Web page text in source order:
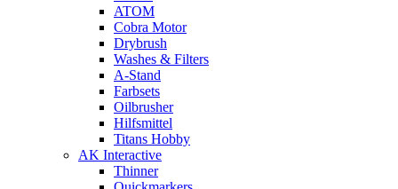
ATOM
Cobra Motor
Drybrush
Washes & Filters
A-Stand
Farbsets
Oilbrusher
Hilfsmittel
Titans Hobby
AK Interactive
Thinner